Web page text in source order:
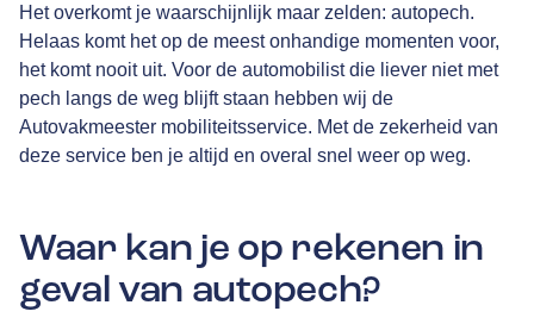
Het overkomt je waarschijnlijk maar zelden: autopech.
Helaas komt het op de meest onhandige momenten voor,
het komt nooit uit. Voor de automobilist die liever niet met
pech langs de weg blijft staan hebben wij de
Autovakmeester mobiliteitsservice. Met de zekerheid van
deze service ben je altijd en overal snel weer op weg.
Waar kan je op rekenen in
geval van autopech?